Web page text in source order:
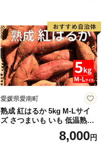
野菜
愛媛県愛南町
熟成 紅はるか 5kg M-Lサイ
ズ さつまいも いも 低温熟成
完全熟成収穫 甘い 糖度 焼き
芋 やきいも スイートポテト
8,000円